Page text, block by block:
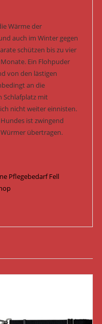
Wärme der
auch im Winter gegen
schützen bis zu vier
Ein Flohpuder
von den lästigen
an die
Schlafplatz mit
nicht weiter einnisten.
ist zwingend
übertragen.
Pflegebedarf Fell